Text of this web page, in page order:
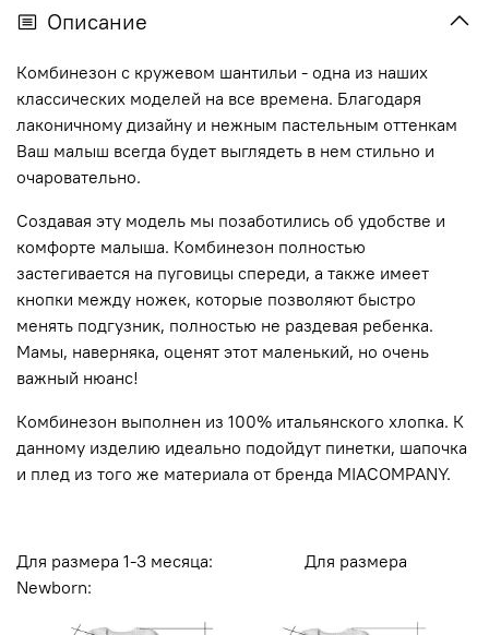
Описание
Комбинезон с кружевом шантильи - одна из наших
классических моделей на все времена. Благодаря
лаконичному дизайну и нежным пастельным оттенкам
Ваш малыш всегда будет выглядеть в нем стильно и
очаровательно.
Создавая эту модель мы позаботились об удобстве и
комфорте малыша. Комбинезон полностью
застегивается на пуговицы спереди, а также имеет
кнопки между ножек, которые позволяют быстро
менять подгузник, полностью не раздевая ребенка.
Мамы, наверняка, оценят этот маленький, но очень
важный нюанс!
Комбинезон выполнен из 100% итальянского хлопка. К
данному изделию идеально подойдут пинетки, шапочка
и плед из того же материала от бренда MIACOMPANY.
Для размера 1-3 месяца: Для размера
Newborn: